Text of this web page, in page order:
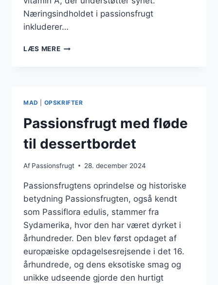
Næringsindholdet i passionsfrugt
inkluderer…
LÆS MEREPASSIONSFRUGT
MAD OPSKRIFTER
Passionsfrugt med fløde
til dessertbordet
Af Passionsfrugt 28. december 2024
Passionsfrugtens oprindelse og historiske
betydning Passionsfrugten, også kendt
som Passiflora edulis, stammer fra
Sydamerika, hvor den har været dyrket i
århundreder. Den blev først opdaget af
europæiske opdagelsesrejsende i det 16.
århundrede, og dens eksotiske smag og
unikke udseende gjorde den hurtigt